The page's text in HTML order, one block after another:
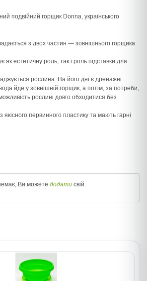
подвійний горщик Donna, українського
з двох частин — зовнішнього горщика
як естетичну роль, так і роль підставки для
рослина. На його дні є дренажні
йде у зовнішній горщик, а потім, за потреби,
рослині довго обходитися без
якісного первинного пластику та мають гарні
Ви можете додати свій.